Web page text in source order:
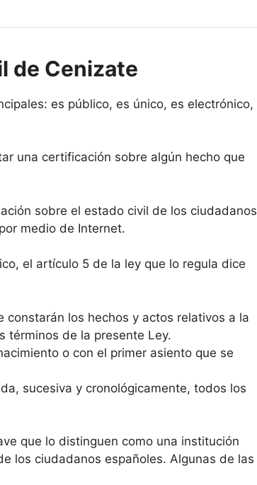
de Cenizate
es público, es único, es electrónico,
una certificación sobre algún hecho que
sobre el estado civil de los ciudadanos
medio de Internet.
el artículo 5 de la ley que lo regula dice
los hechos y actos relativos a la
términos de la presente Ley.
o con el primer asiento que se
sucesiva y cronológicamente, todos los
que lo distinguen como una institución
los ciudadanos españoles. Algunas de las